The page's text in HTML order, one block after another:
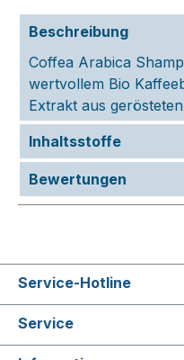
Beschreibung
Coffea Arabica
wertvollem Bio
Extrakt aus
Inhaltsstoffe
Bewertungen
Service-Hotline
Service